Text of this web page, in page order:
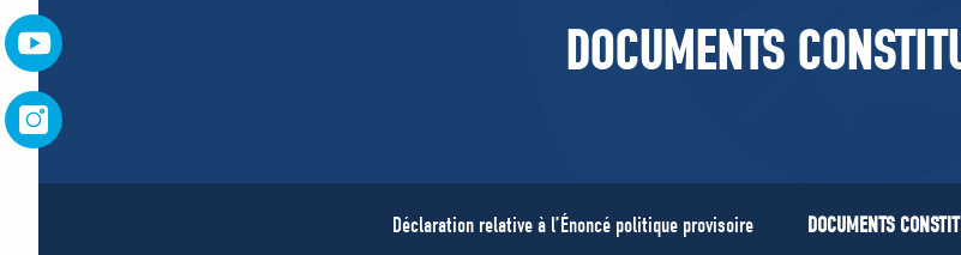
BOUTIQUE
DOCUMENTS
Déclaration relative à l’Énoncé politique provisoire DOCUMENTS